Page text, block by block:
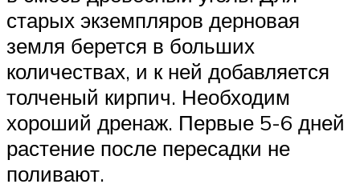
старых экземпляров дерновая
земля берется в больших
количествах, и к ней добавляется
толченый кирпич. Необходим
хороший дренаж. Первые 5-6 дней
растение после пересадки не
поливают.